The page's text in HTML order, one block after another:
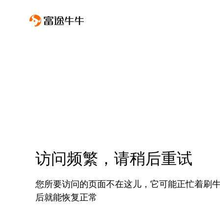
访问频繁，请稍后重试
您所要访问的页面不在这儿，它可能正忙着刷
后就能恢复正常